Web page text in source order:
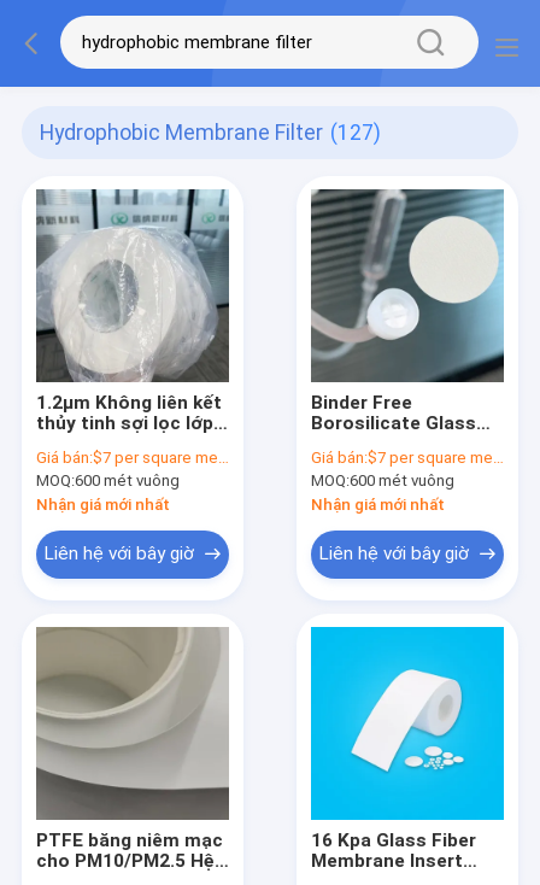
Hydrophobic Membrane Filter (127)
1.2μm Không liên kết
thủy tinh sợi lọc lớp y
Giá bán:$7 per square meter
MOQ:600 mét vuông
Nhận giá mới nhất
Liên hệ với bây giờ
Binder Free
Borosilicate Glass
Membrane 0,45μm
Glass Fiber Filter
Giá bán:$7 per square meter
MOQ:600 mét vuông
Nhận giá mới nhất
Liên hệ với bây giờ
PTFE băng niêm mạc
cho PM10/PM2.5 Hệ
16 Kpa Glass Fiber
Membrane Insert